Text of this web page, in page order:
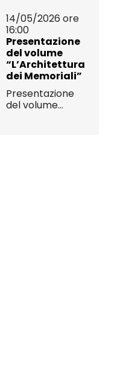
14/05/2026 ore
16:00
Presentazione
del volume
“L’Architettura
dei Memoriali”
Presentazione
del volume...